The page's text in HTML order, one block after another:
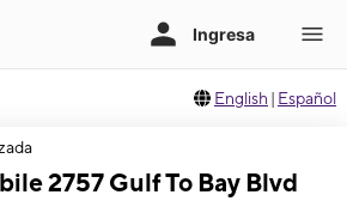
English | Español
2757 Gulf To Bay Blvd